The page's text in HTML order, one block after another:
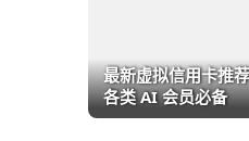
最新虚拟信用卡推
各类 AI 会员必备